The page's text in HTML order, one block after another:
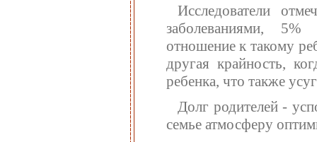
Исследователи
заболеваниями, 5%
отношение к такому
другая крайность,
ребенка, что также
Долг родителей -
семье атмосферу